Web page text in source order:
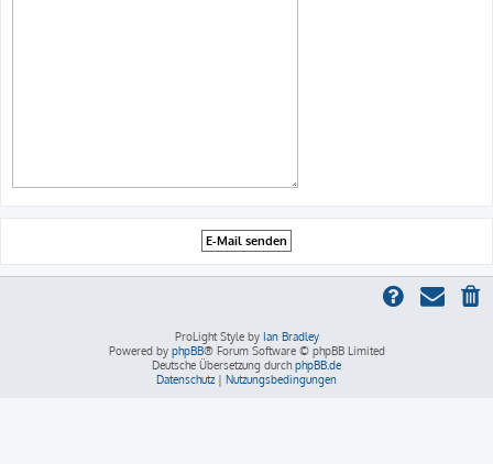
ProLight Style by Ian Bradley
Powered by phpBB® Forum Software © phpBB Limited
Deutsche Übersetzung durch phpBB.de
Datenschutz | Nutzungsbedingungen